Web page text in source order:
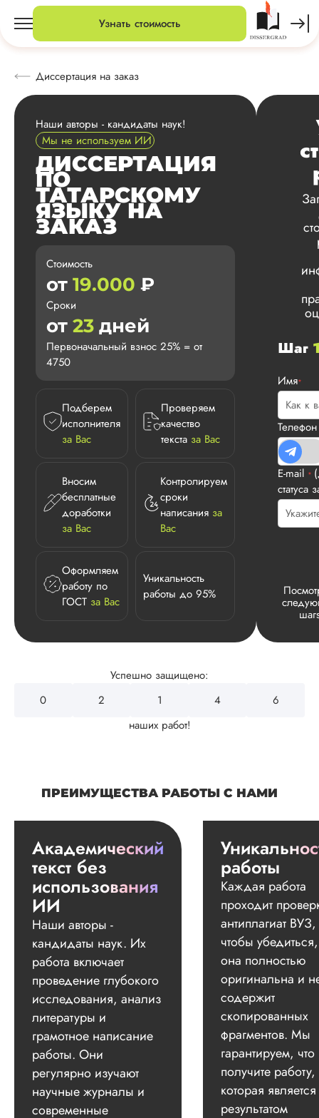
Узнать стоимость
Диссертация на заказ
Наши авторы - кандидаты наук!
Мы не используем ИИ
ДИССЕРТАЦИЯ
ПО
ТАТАРСКОМУ
ЯЗЫКУ НА
ЗАКАЗ
Стоимость
от 19.000 ₽
Сроки
от 23 дней
Первоначальный взнос 25% = от
4750
Подберем
исполнителя
за Вас
Проверяем
качество
текста за Вас
Вносим
бесплатные
доработки
за Вас
Контролируем
сроки
написания за
Вас
Оформляем
работу по
ГОСТ за Вас
Уникальность
работы до 95%
Шаг
Имя*
E-mail *
статуса
Успешно защищено:
2
3
4
2
0
наших работ!
ПРЕИМУЩЕСТВА РАБОТЫ С НАМИ
Академический
текст без
использования
ИИ
Наши авторы -
кандидаты наук. Их
работа включает
проведение глубокого
исследования, анализ
литературы и
грамотное написание
работы. Они
регулярно изучают
научные журналы и
современные
работы
Каждая работа
проходит
антиплагиат ВУЗ,
чтобы
она полностью
оригинальна и
содержит
скопированных
фрагментов. Мы
гарантируем,
получите работу,
которая является
результатом